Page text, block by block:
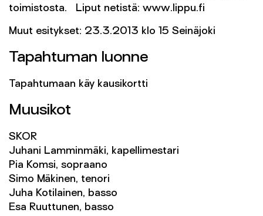
toimistosta. Liput netistä: www.lippu.fi
Muut esitykset: 23.3.2013 klo 15 Seinäjoki
Tapahtuman luonne
Tapahtumaan käy kausikortti
Muusikot
SKOR
Juhani Lamminmäki, kapellimestari
Pia Komsi, sopraano
Simo Mäkinen, tenori
Juha Kotilainen, basso
Esa Ruuttunen, basso